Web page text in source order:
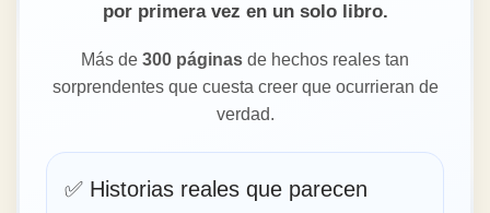
por primera vez en un solo libro.
Más de 300 páginas de hechos reales tan
sorprendentes que cuesta creer que ocurrieran de
verdad.
✅ Historias reales que parecen